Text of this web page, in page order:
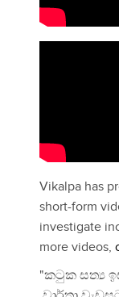
Vikalpa has
short-form
investigate
more videos,
"කටුක සත්‍ය